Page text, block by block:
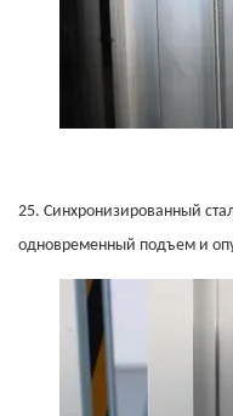
25. Синхронизированный
одновременный подъем и